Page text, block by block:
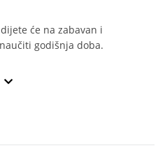
će na zabavan i
godišnja doba.